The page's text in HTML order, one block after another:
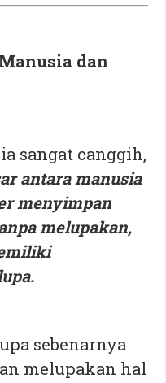
dan
sangat canggih,
antara manusia
menyimpan
melupakan,
sebenarnya
melupakan hal